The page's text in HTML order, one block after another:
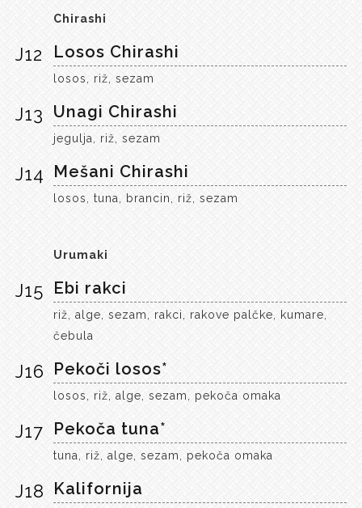
Chirashi
J12 Losos Chirashi
losos, riž, sezam
J13 Unagi Chirashi
jegulja, riž, sezam
J14 Mešani Chirashi
losos, tuna, brancin, riž, sezam
Urumaki
J15 Ebi rakci
riž, alge, sezam, rakci, rakove palčke, kumare,
čebula
J16 Pekoči losos*
losos, riž, alge, sezam, pekoča omaka
J17 Pekoča tuna*
tuna, riž, alge, sezam, pekoča omaka
J18 Kalifornija